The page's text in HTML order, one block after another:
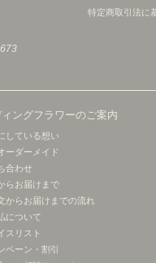
特定商取引法に
ングフラワーのご案内
している想い
ーダーメイド
合わせ
らお届けまで
からお届けまでの流れ
について
スリスト
ペーン・割引